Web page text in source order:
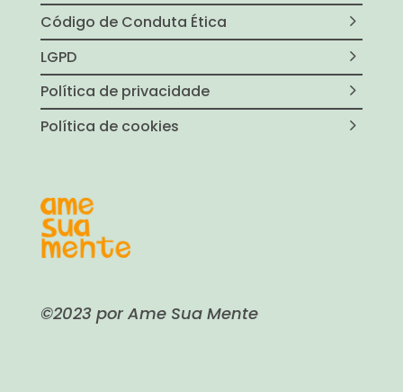
Código de Conduta Ética
LGPD
Política de privacidade
Política de cookies
©2023 por Ame Sua Mente